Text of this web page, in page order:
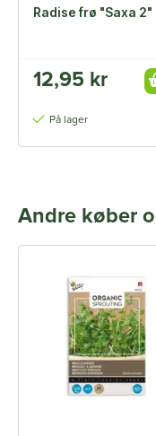
Radise frø "Saxa 2"
12,95 kr
På lager
Andre køber